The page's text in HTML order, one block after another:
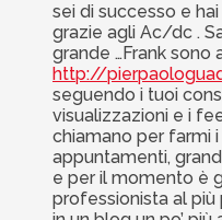
sei di successo e
grazie agli Ac/dc .
grande …Frank
http://
seguendo i tuoi
visualizzazioni e i
chiamano per farmi
appuntamenti,
e per il momento è
professionista al